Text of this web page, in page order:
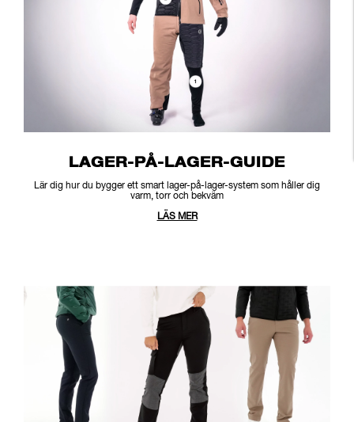
LAGER-PÅ-LAGER-GUIDE
Lär dig hur du bygger ett smart lager-på-lager-system som håller dig
varm, torr och bekväm
LÄS MER